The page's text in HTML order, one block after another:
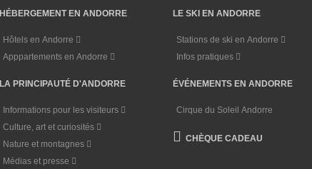
HÉBERGEMENT EN ANDORRE
Hôtels en Andorre
Apppartements en Andorre
LE SKI EN ANDORRE
Stations de ski en Andorre
Infos pratiques
LA PRINCIPAUTÉ D'ANDORRE
Informations pour les visiteurs
Culture, art et curiosités
Nature et montagnes
Médias et presse
ÉVÉNEMENTS EN ANDORRE
Cirque du Soleil Andorre
CHÈQUE CADEAU